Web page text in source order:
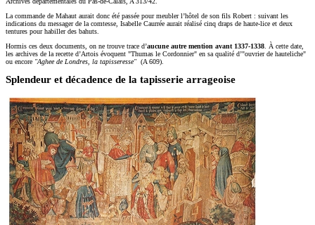
La commande de Mahaut aurait donc été passée pour meubler l’hôtel de son fils Robert : suivant les
indications du messager de la comtesse, Isabelle Caurrée aurait réalisé cinq draps de haute-lice et deux
tentures pour habiller des bahuts.
Hormis ces deux documents, on ne trouve trace d’aucune autre mention avant 1337-1338 . À cette date,
les archives de la recette d’Artois évoquent
Thumas le Cordonnier en sa qualité d’ ouvrier de hauteliche
ou encore
Aghee de Londres, la tapisseresse (A 609).
Splendeur et décadence de la tapisserie arrageoise